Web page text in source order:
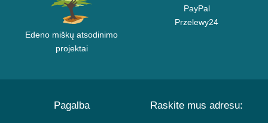
Edeno miškų atsodinimo
projektai
PayPal
Przelewy24
Pagalba Raskite mus adresu: